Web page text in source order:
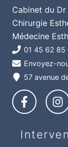
Cabinet du
Chirurgie
Médecine
01 45 62 85
Envoyez-
57 avenue